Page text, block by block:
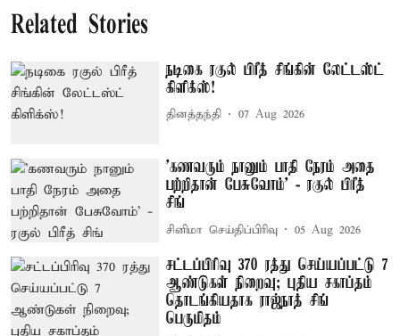
Related Stories
நடிகை ரகுல் பிரீத் சிங்கின் லேட்டஸ்ட்
கிளிக்ஸ்!
தினத்தந்தி 07 Aug 2026
’கணவரும் நானும் பாதி நேரம் அதை
பற்றிதான் பேசுவோம்’ - ரகுல் பிரீத்
சிங்
சினிமா செய்திப்பிரிவு 05 Aug 2026
சட்டப்பிரிவு 370 ரத்து செய்யப்பட்டு 7
ஆண்டுகள் நிறைவு; புதிய சகாப்தம்
தொடங்கியதாக ராஜ்நாத் சிங்
பெருமிதம்